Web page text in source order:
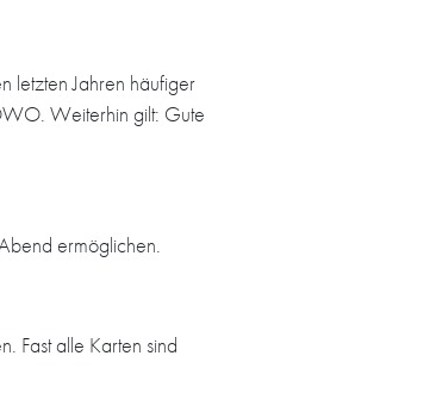
letzten Jahren häufiger
Weiterhin gilt: Gute
ermöglichen.
Fast alle Karten sind